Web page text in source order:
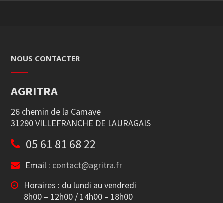
NOUS CONTACTER
AGRITRA
26 chemin de la Camave
31290 VILLEFRANCHE DE LAURAGAIS
05 61 81 68 22
Email : contact@agritra.fr
Horaires : du lundi au vendredi
8h00 – 12h00 / 14h00 – 18h00